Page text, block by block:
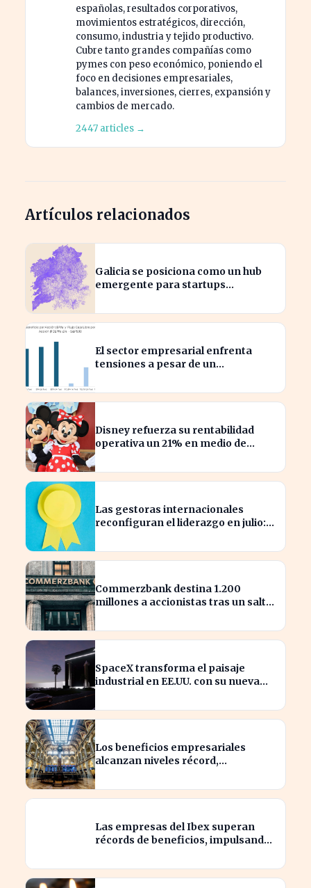
españolas, resultados corporativos,
movimientos estratégicos, dirección,
consumo, industria y tejido productivo.
Cubre tanto grandes compañías como
pymes con peso económico, poniendo el
foco en decisiones empresariales,
balances, inversiones, cierres, expansión y
cambios de mercado.
2447 articles →
Artículos relacionados
Galicia se posiciona como un hub
emergente para startups
El sector empresarial enfrenta
tensiones a pesar de un
Disney refuerza su rentabilidad
operativa un 21% en medio de
Las gestoras internacionales
reconfiguran el liderazgo en julio:
nombrados?
Commerzbank destina 1.200
millones a accionistas tras un salto
SpaceX transforma el paisaje
industrial en EE.UU. con su nueva
Los beneficios empresariales
alcanzan niveles récord,
sector
Las empresas del Ibex superan
récords de beneficios, impulsando